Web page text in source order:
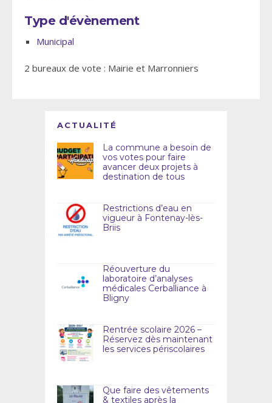
Type d'évènement
Municipal
2 bureaux de vote : Mairie et Marronniers
ACTUALITÉ
La commune a besoin de
vos votes pour faire
avancer deux projets à
destination de tous
Restrictions d’eau en
vigueur à Fontenay-lès-
Briis
Réouverture du
laboratoire d’analyses
médicales Cerballiance à
Bligny
Rentrée scolaire 2026 –
Réservez dès maintenant
les services périscolaires
Que faire des vêtements
& textiles après la